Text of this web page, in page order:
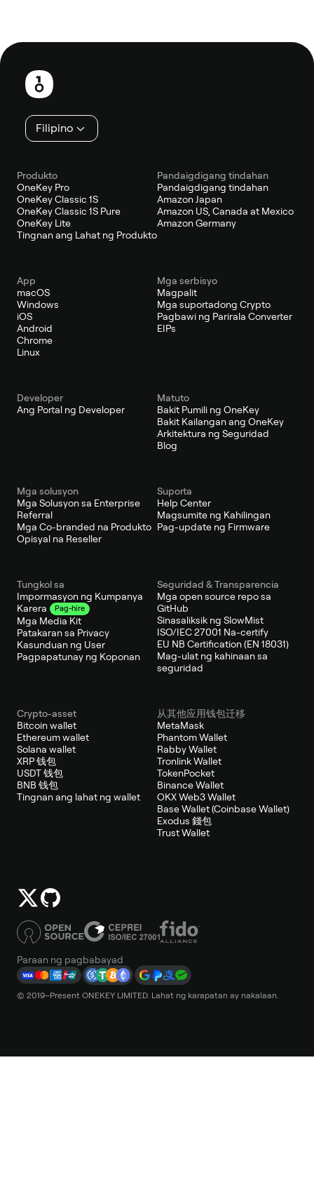
Footer
Filipino
Produkto
OneKey Pro
OneKey Classic 1S
OneKey Classic 1S Pure
OneKey Lite
Tingnan ang Lahat ng Produkto
Pandaigdigang tindahan
Pandaigdigang tindahan
Amazon Japan
Amazon US, Canada at Mexico
Amazon Germany
App
macOS
Windows
iOS
Android
Chrome
Linux
Mga serbisyo
Magpalit
Mga suportadong Crypto
Pagbawi ng Parirala Converter
EIPs
Developer
Ang Portal ng Developer
Matuto
Bakit Pumili ng OneKey
Bakit Kailangan ang OneKey
Arkitektura ng Seguridad
Blog
Mga solusyon
Mga Solusyon sa Enterprise
Referral
Mga Co-branded na Produkto
Opisyal na Reseller
Suporta
Help Center
Magsumite ng Kahilingan
Pag-update ng Firmware
Tungkol sa
Impormasyon ng Kumpanya
Karera
Pag-hire
Mga Media Kit
Patakaran sa Privacy
Kasunduan ng User
Pagpapatunay ng Koponan
Seguridad & Transparencia
Mga open source repo sa
GitHub
Sinasaliksik ng SlowMist
ISO/IEC 27001 Na-certify
EU NB Certification (EN 18031)
Mag-ulat ng kahinaan sa
seguridad
Crypto-asset
Bitcoin wallet
Ethereum wallet
Solana wallet
XRP 钱包
USDT 钱包
BNB 钱包
Tingnan ang lahat ng wallet
从其他应用钱包迁移
MetaMask
Phantom Wallet
Rabby Wallet
Tronlink Wallet
TokenPocket
Binance Wallet
OKX Web3 Wallet
Base Wallet (Coinbase Wallet)
Exodus 錢包
Trust Wallet
Paraan ng pagbabayad
© 2019–Present ONEKEY LIMITED. Lahat ng karapatan ay nakalaan.